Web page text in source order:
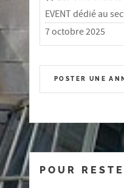
EVENT dédié au
7 octobre 2025
POSTER UNE
POUR